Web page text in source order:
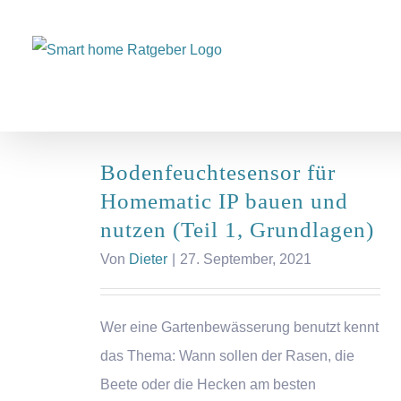
Inhalt
Bodenfeuchtesensor für
Homematic IP bauen und
nutzen (Teil 1, Grundlagen)
Von Dieter 27. September, 2021
Wer eine Gartenbewässerung benutzt kennt
das Thema: Wann sollen der Rasen, die
Beete oder die Hecken am besten